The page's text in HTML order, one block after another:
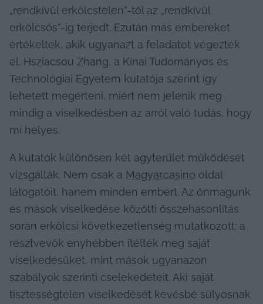
„rendkívül erkölcstelen”-től az „rendkívül
erkölcsös”-ig terjedt. Ezután más embereket
értékeltek, akik ugyanazt a feladatot végezték
el. Hsziacsou Zhang, a Kínai Tudományos és
Technológiai Egyetem kutatója szerint így
lehetett megérteni, miért nem jelenik meg
mindig a viselkedésben az arról való tudás, hogy
mi helyes.
A kutatók különösen két agyterület működését
vizsgálták. Nem csak a Magyar.casino oldal
látogatóit, hanem minden embert. Az önmagunk
és mások viselkedése közötti összehasonlítás
során erkölcsi következetlenség mutatkozott: a
résztvevők enyhébben ítélték meg saját
viselkedésüket, mint mások ugyanazon
szabályok szerinti cselekedeteit. Aki saját
tisztességtelen viselkedését kevésbé súlyosnak